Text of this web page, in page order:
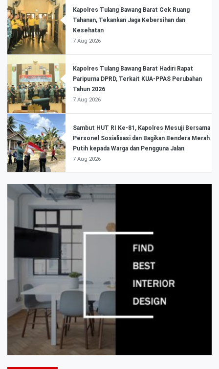
Kapolres Tulang Bawang Barat Cek Ruang
Tahanan, Tekankan Jaga Kebersihan dan
Kesehatan
7 Aug 2026
Kapolres Tulang Bawang Barat Hadiri Rapat
Paripurna DPRD, Terkait KUA-PPAS Perubahan
Tahun 2026
7 Aug 2026
Sambut HUT RI Ke-81, Kapolres Mesuji Bersama
Personel Sosialisasi dan Bagikan Bendera Merah
Putih kepada Warga dan Pengguna Jalan
7 Aug 2026